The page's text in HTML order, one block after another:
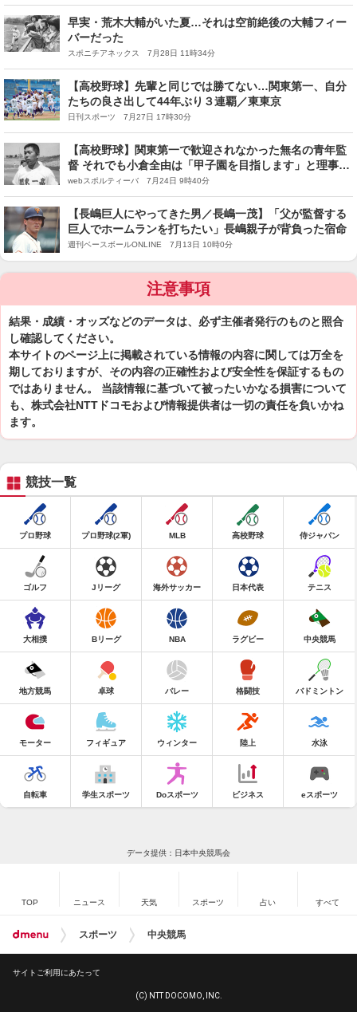
早実・荒木大輔がいた夏…それは空前絶後の大輔フィー
バーだった
スポニチアネックス 7月28日 11時34分
【高校野球】先輩と同じでは勝てない…関東第一、自分
たちの良さ出して44年ぶり３連覇／東東京
日刊スポーツ 7月27日 17時30分
【高校野球】関東第一で歓迎されなかった無名の青年監
督 それでも小倉全由は「甲子園を目指します」と理事長
に言い放った
webスポルティーバ 7月24日 9時40分
【長嶋巨人にやってきた男／長嶋一茂】「父が監督する
巨人でホームランを打ちたい」長嶋親子が背負った宿命
週刊ベースボールONLINE 7月13日 10時0分
注意事項
結果・成績・オッズなどのデータは、必ず主催者発行のものと照合
し確認してください。
本サイトのページ上に掲載されている情報の内容に関しては万全を
期しておりますが、その内容の正確性および安全性を保証するもの
ではありません。 当該情報に基づいて被ったいかなる損害について
も、株式会社NTTドコモおよび情報提供者は一切の責任を負いかね
ます。
競技一覧
プロ野球 プロ野球(2軍) MLB 高校野球 侍ジャパン
ゴルフ Jリーグ 海外サッカー 日本代表 テニス
大相撲 Bリーグ NBA ラグビー 中央競馬
地方競馬 卓球 バレー 格闘技 バドミントン
モーター フィギュア ウィンター 陸上 水泳
自転車 学生スポーツ Doスポーツ ビジネス eスポーツ
データ提供：日本中央競馬会
TOP ニュース 天気 スポーツ 占い すべて
スポーツ 中央競馬
サイトご利用にあたって
(C) NTT DOCOMO, INC.